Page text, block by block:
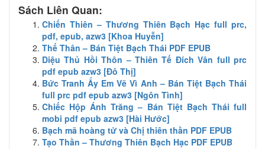
Sách Liên Quan:
Chiến Thiên – Thương Thiên Bạch Hạc full prc,
pdf, epub, azw3 [Khoa Huyễn]
Thế Thân – Bán Tiệt Bạch Thái PDF EPUB
Diệu Thủ Hồi Thôn – Thiên Tế Đích Vân full prc
pdf epub azw3 [Đô Thị]
Bức Tranh Ấy Em Vẽ Vì Anh – Bán Tiệt Bạch Thái
full prc pdf epub azw3 [Ngôn Tình]
Chiếc Hộp Ánh Trăng – Bán Tiệt Bạch Thái full
mobi pdf epub azw3 [Hài Hước]
Bạch mã hoàng tử và Chị thiên thần PDF EPUB
Tạo Thần – Thương Thiên Bạch Hạc PDF EPUB